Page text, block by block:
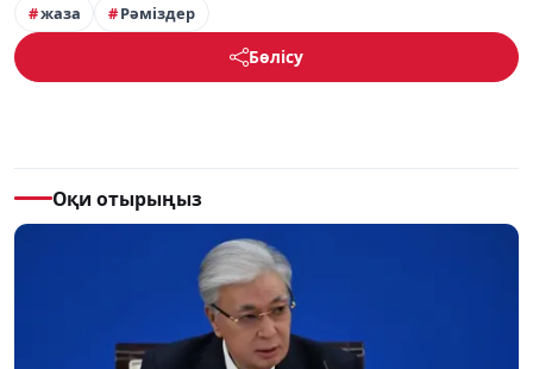
жаза Рәміздер
Бөлісу
Оқи отырыңыз